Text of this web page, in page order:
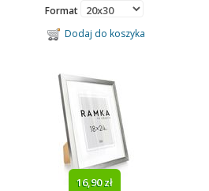
Format
Dodaj do koszyka
16,90 zł